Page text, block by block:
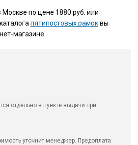
по цене 1880 руб. или
пятипостовых рамоквы
магазине.
отдельно в пункте выдачи при
уточнит менеджер. Предоплата